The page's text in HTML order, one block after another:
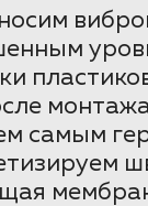
самым